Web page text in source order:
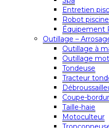
Entretien
Robot piscine
Équipement
Outillage –
Outillage à
Outillage
Tondeuse
Tracteur
Coupe-
Taille-haie
Motoculteur